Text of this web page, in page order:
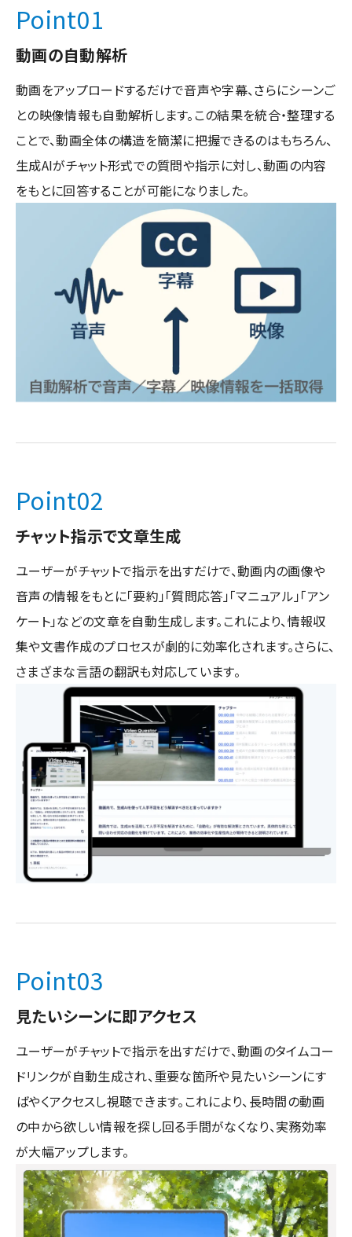
Point01
動画の自動解析
動画をアップロードするだけで音声や字幕、さらにシーンご
との映像情報も自動解析します。この結果を統合・整理する
ことで、動画全体の構造を簡潔に把握できるのはもちろん、
生成AIがチャット形式での質問や指示に対し、動画の内容
をもとに回答することが可能になりました。
Point02
チャット指示で文章生成
ユーザーがチャットで指示を出すだけで、動画内の画像や
音声の情報をもとに「要約」「質問応答」「マニュアル」「アン
ケート」などの文章を自動生成します。これにより、情報収
集や文書作成のプロセスが劇的に効率化されます。さらに、
さまざまな言語の翻訳も対応しています。
Point03
見たいシーンに即アクセス
ユーザーがチャットで指示を出すだけで、動画のタイムコー
ドリンクが自動生成され、重要な箇所や見たいシーンにす
ばやくアクセスし視聴できます。これにより、長時間の動画
の中から欲しい情報を探し回る手間がなくなり、実務効率
が大幅アップします。